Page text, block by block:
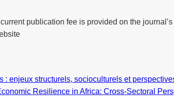
publication fee is provided on the
enjeux structurels, socioculturels et
Resilience in Africa: Cross-Sectoral